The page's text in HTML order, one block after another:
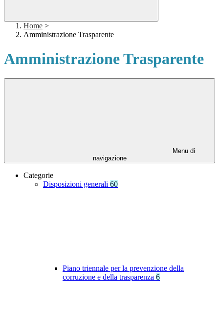
Home >
Amministrazione Trasparente
Amministrazione Trasparente
Menu di
navigazione
Categorie
Disposizioni generali 60
Piano triennale per la prevenzione della
corruzione e della trasparenza 6